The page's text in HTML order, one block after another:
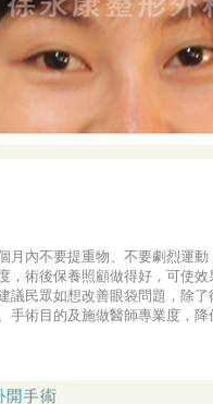
月內不要提重物、不要劇烈運動
，術後保養照顧做得好，可使
議民眾如想改善眼袋問題，除
手術目的及施做醫師專業度，